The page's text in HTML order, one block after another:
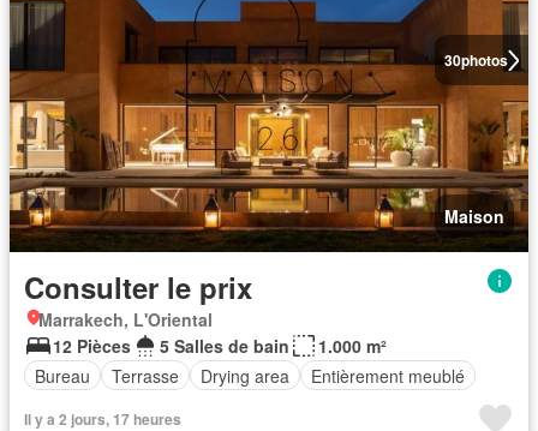
30photos
Maison
Consulter le prix
Marrakech, L'Oriental
12 Pièces
5 Salles de bain
1.000 m²
Bureau
Terrasse Drying area Entièrement meublé
Il y a 2 jours, 17 heures